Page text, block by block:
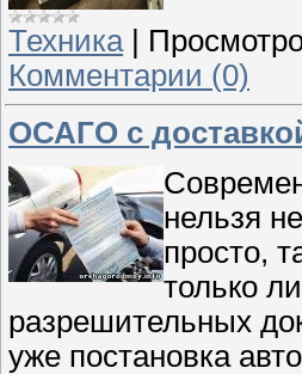
Техника|
Комментарии (0)
ОСАГО с
нельзя
просто,
только
разрешительных
уже постановка